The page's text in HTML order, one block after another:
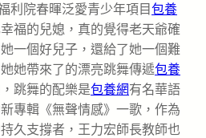
利院春暉泛愛青少年項目 包養
福的兒媳，真的覺得老天爺確
一個好兒子，還給了她一個難
她帶來了的漂亮跳舞傳遞包養
跳舞的配樂是包養網有名華語
專輯《無聲情感》一歌，作為
久支撐者，王力宏師長教師也